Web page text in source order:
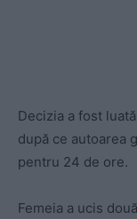
Decizia a fost
după ce autoarea
pentru 24 de ore.
Femeia a ucis